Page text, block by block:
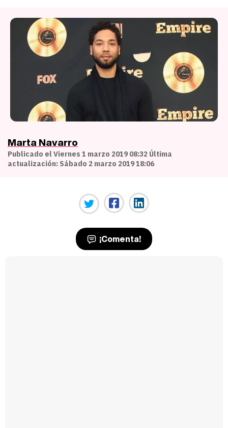
Marta Navarro
Publicado el Viernes 1 marzo 2019 08:32 Última
actualización: Sábado 2 marzo 2019 18:06
¡Comenta!